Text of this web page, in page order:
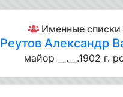
Именные списки
Реутов Александр
майор __.__.1902 г.